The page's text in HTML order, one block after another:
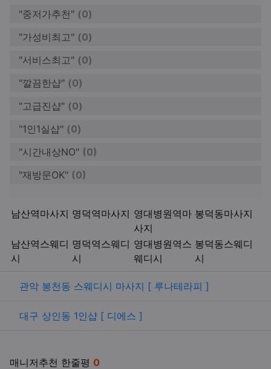
"중저가추천" (0)
"가성비최고" (0)
"서비스최고" (0)
"깔끔한샵" (0)
"고급진샵" (0)
"1인1실샵" (0)
"시간내상NO" (0)
"재방문OK" (0)
남산역마사지 명덕역마사지 영대병원역마
사지
봉덕동마사지
남산역스웨디
시
명덕역스웨디
시
영대병원역스
웨디시
봉덕동스웨디
시
키워드
관련자료
관악 봉천동 스웨디시 마사지 [ 루나테라피 ]
대구 상인동 1인샵 [ 디에스 ]
매니저추천 한줄평 0